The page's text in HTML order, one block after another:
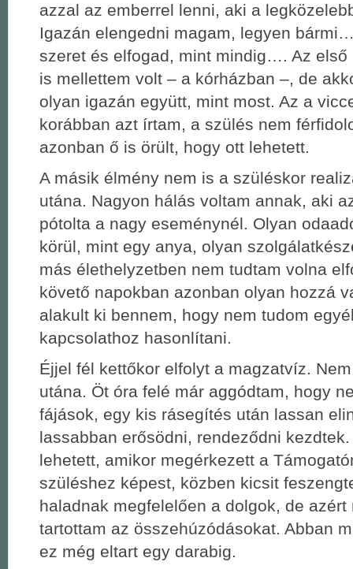
azzal az emberrel lenni, aki a
Igazán elengedni magam, legyen
szeret és elfogad, mint mindig…. Az első
is mellettem volt – a kórházban –, de
olyan igazán együtt, mint most. Az a
korábban azt írtam, a szülés nem
azonban ő is örült, hogy ott lehetett.
A másik élmény nem is a szüléskor
utána. Nagyon hálás voltam annak, aki
pótolta a nagy eseménynél. Olyan
körül, mint egy anya, olyan
más élethelyzetben nem tudtam volna
követő napokban azonban olyan hozzá
alakult ki bennem, hogy nem tudom
kapcsolathoz hasonlítani.
Éjjel fél kettőkor elfolyt a magzatvíz.
utána. Öt óra felé már aggódtam, hogy
fájások, egy kis rásegítés után lassan
lassabban erősödni, rendeződni
lehetett, amikor megérkezett a
szüléshez képest, közben kicsit
haladnak megfelelően a dolgok, de azért
tartottam az összehúzódásokat. Abban
ez még eltart egy darabig.